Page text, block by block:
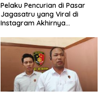
Pelaku Pencurian di Pasar
Jagasatru yang Viral di
Instagram Akhirnya